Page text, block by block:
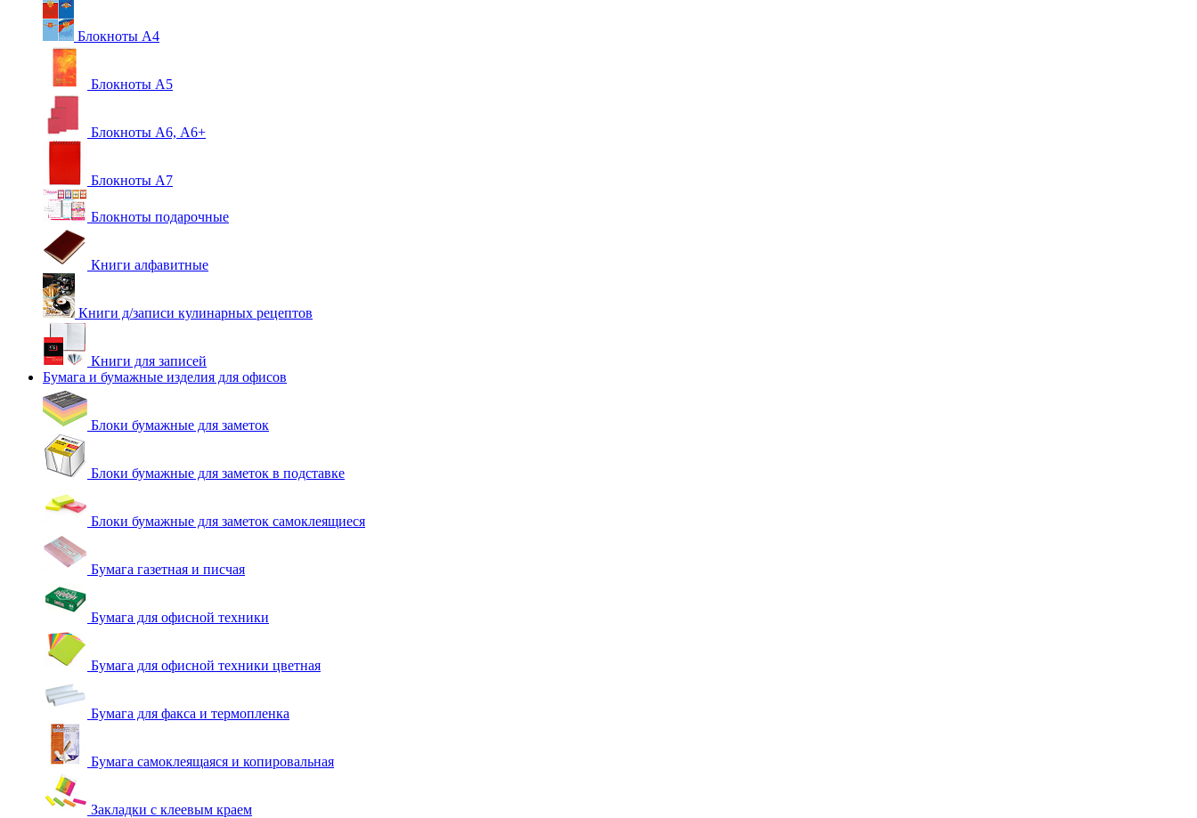
Блокноты А4
Блокноты А5
Блокноты А6, А6+
Блокноты А7
Блокноты подарочные
Книги алфавитные
Книги д/записи кулинарных рецептов
Книги для записей
Бумага и бумажные изделия для офисов
Блоки бумажные для заметок
Блоки бумажные для заметок в подставке
Блоки бумажные для заметок самоклеящиеся
Бумага газетная и писчая
Бумага для офисной техники
Бумага для офисной техники цветная
Бумага для факса и термопленка
Бумага самоклеящаяся и копировальная
Закладки с клеевым краем